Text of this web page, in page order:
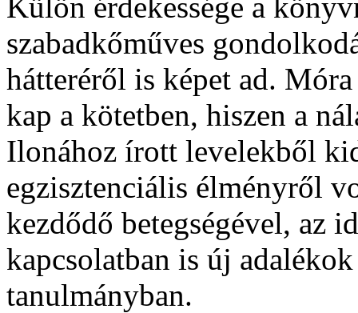
szabadkőműves
hátteréről is képet ad.
kap a kötetben, hiszen a
Ilonához írott levelekből
egzisztenciális élményről
kezdődő betegségével, az
kapcsolatban is új
tanulmányban.